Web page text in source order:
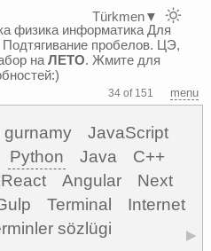
физика информатикаДля
пробелов. ЦЭ,
на ЛЕТО. Жмите для
34 of 151 menu
JavaScript
Python Java
C++
React Angular
Next
Terminal
Internet
sözlügi ▶
Türkmen▼